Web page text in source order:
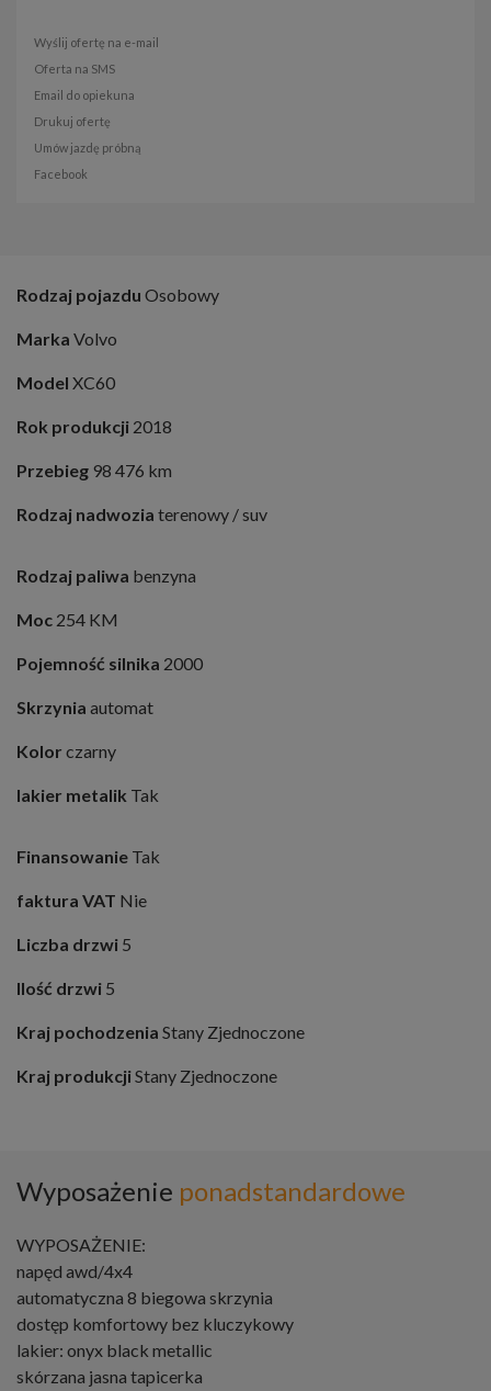
Wyślij ofertę na e-mail
Oferta na SMS
Email do opiekuna
Drukuj ofertę
Umów jazdę próbną
Facebook
Rodzaj pojazdu Osobowy
Marka Volvo
Model XC60
Rok produkcji 2018
Przebieg 98 476 km
Rodzaj nadwozia terenowy / suv
Rodzaj paliwa benzyna
Moc 254 KM
Pojemność silnika 2000
Skrzynia automat
Kolor czarny
lakier metalik Tak
Finansowanie Tak
faktura VAT Nie
Liczba drzwi 5
Ilość drzwi 5
Kraj pochodzenia Stany Zjednoczone
Kraj produkcjiStany Zjednoczone
Wyposażenie ponadstandardowe
WYPOSAŻENIE:
napęd awd/4x4
automatyczna 8 biegowa skrzynia
dostęp komfortowy bez kluczykowy
lakier: onyx black metallic
skórzana jasna tapicerka